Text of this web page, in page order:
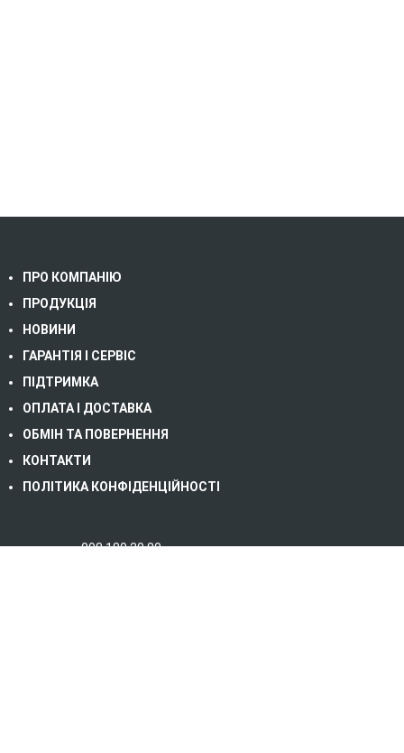
ПРО КОМПАНІЮ
ПРОДУКЦІЯ
НОВИНИ
ГАРАНТІЯ І СЕРВІС
ПІДТРИМКА
ОПЛАТА І ДОСТАВКА
ОБМІН ТА ПОВЕРНЕННЯ
КОНТАКТИ
ПОЛІТИКА КОНФІДЕНЦІЙНОСТІ
098 180 20 80